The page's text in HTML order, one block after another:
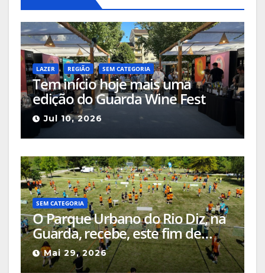
LAZER REGIÃO SEM CATEGORIA
Tem início hoje mais uma
edição do Guarda Wine Fest
Jul 10, 2026
SEM CATEGORIA
O Parque Urbano do Rio Diz, na
Guarda, recebe, este fim de
semana, a Final Nacional do
Gira Volei
Mai 29, 2026